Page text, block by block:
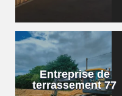
Entreprise de
terrassement 77